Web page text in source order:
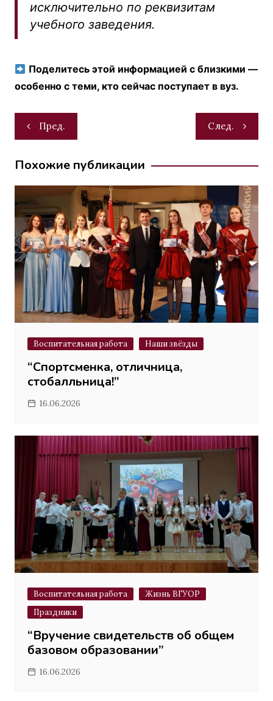
исключительно по реквизитам
учебного заведения.
Поделитесь этой информацией с близкими —
особенно с теми, кто сейчас поступает в вуз.
Навигация
по
записям
Пред. След.
Похожие публикации
Воспитательная работа Наши звёзды
“Спортсменка, отличница,
стобалльница!”
16.06.2026
Воспитательная работа
Жизнь ВГУОР
Праздники
“Вручение свидетельств об общем
базовом образовании”
16.06.2026